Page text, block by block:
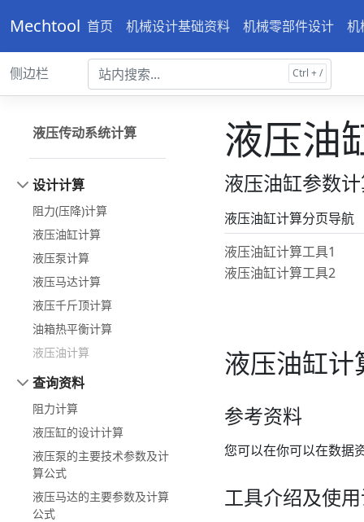
Mechtool 首页 机械设计基础资料 机械零部件设计 机
侧边栏
液压传动系统计算
设计计算
阻力(压降)计算
液压油缸计算
液压泵计算
液压马达计算
液压千斤顶计算
油箱热平衡计算
液压油计算
查询资料
阻力计算
液压缸的设计计算
液压泵的主要技术参数及计
算公式
液压马达的主要参数及计算
公式
液压油
液压油缸参数
液压油缸计算分页导航
液压油缸计算工具1
液压油缸计算工具2
液压油缸计
参考资料
您可以在你可以在数据
工具介绍及使